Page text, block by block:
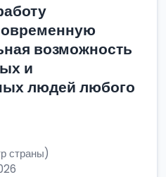
возможность
и
людей любого
страны)